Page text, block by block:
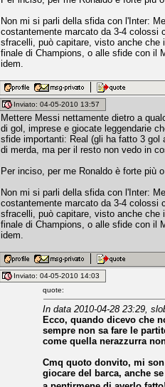
Non mi si parli della sfida con l'Inter:
costantemente marcato da 3-4 colossi
sfracelli, può capitare, visto anche che
finale di Champions, o alle sfide con il
idem.
Inviato: 04-05-2010 13:57
Mettere Messi nettamente dietro a
di gol, imprese e giocate leggendarie
sfide importanti: Real (gli ha fatto 3 gol
di merda, ma per il resto non vedo in
Per inciso, per me Ronaldo è forte più
Non mi si parli della sfida con l'Inter:
costantemente marcato da 3-4 colossi
sfracelli, può capitare, visto anche che
finale di Champions, o alle sfide con il
idem.
Inviato: 04-05-2010 14:03
quote:
In data 2010-04-28 23:29,
Ecco, quando dicevo che
sempre non sa fare le
come quella nerazzurra
Cmq quoto donvito, mi
giocare del barca, anche